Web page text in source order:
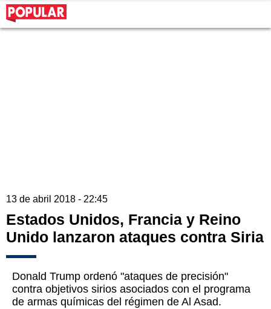
13 de abril 2018 - 22:45
Estados Unidos, Francia y Reino
Unido lanzaron ataques contra Siria
Donald Trump ordenó "ataques de precisión"
contra objetivos sirios asociados con el programa
de armas químicas del régimen de Al Asad.